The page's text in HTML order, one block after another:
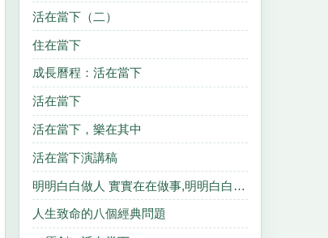
活在當下（二）
住在當下
成長曆程：活在當下
活在當下
活在當下，樂在其中
活在當下演講稿
明明白白做人 實實在在做事,明明白白做人
人生致命的八個經典問題